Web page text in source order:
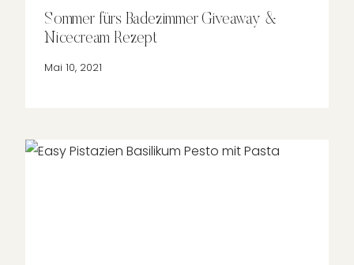
Sommer fürs Badezimmer Giveaway &
Nicecream Rezept
Mai 10, 2021